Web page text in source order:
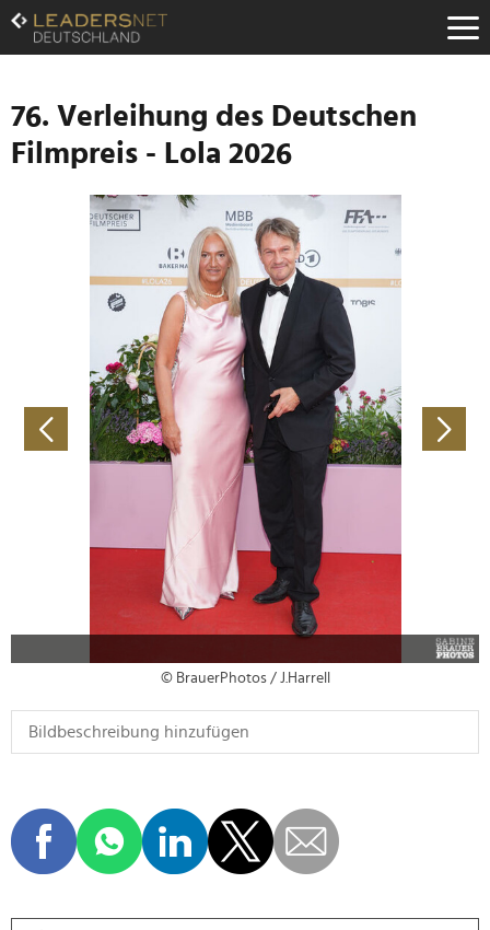
Zum
Inhalt
Zur
Navigation
Zur
Hauptnavigation
76. Verleihung des Deutschen
Filmpreis - Lola 2026
© BrauerPhotos / J.Harrell